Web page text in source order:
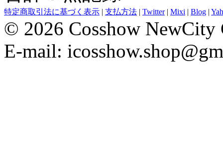
特定商取引法に基づく表示 | 支払方法 | Twitter| Mixi | Blog |
© 2026 Cosshow NewCity
E-mail: